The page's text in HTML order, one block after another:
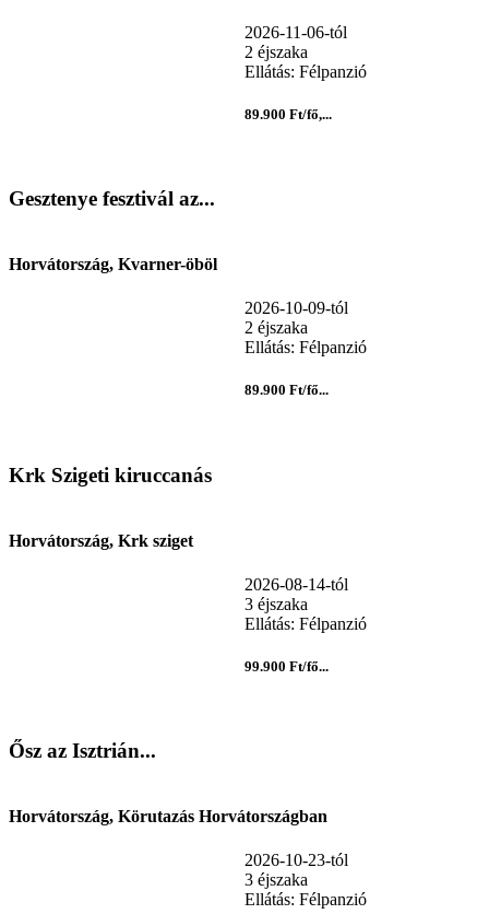
2026-11-06-tól
2 éjszaka
Ellátás: Félpanzió
89.900 Ft/fő,...
Gesztenye fesztivál az...
Horvátország, Kvarner-öböl
2026-10-09-tól
2 éjszaka
Ellátás: Félpanzió
89.900 Ft/fő...
Krk Szigeti kiruccanás
Horvátország, Krk sziget
2026-08-14-tól
3 éjszaka
Ellátás: Félpanzió
99.900 Ft/fő...
Ősz az Isztrián...
Horvátország, Körutazás Horvátországban
2026-10-23-tól
3 éjszaka
Ellátás: Félpanzió